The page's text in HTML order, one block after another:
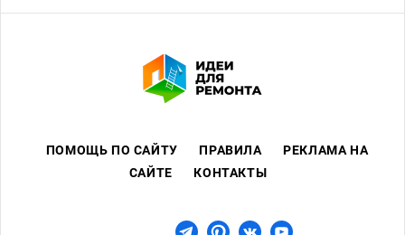
ПОМОЩЬ ПО САЙТУ ПРАВИЛА
РЕКЛАМА НА
САЙТЕ
КОНТАКТЫ